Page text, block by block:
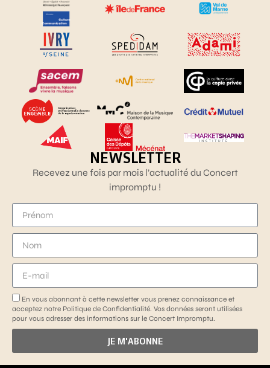
NEWSLETTER
Recevez une fois par mois l’actualité du Concert
impromptu !
En vous abonnant à cette newsletter vous prenez connaissance et
acceptez notre Politique de Confidentialité. Vos données seront utilisées
pour vous adresser des informations sur le Concert Impromptu.
JE M'ABONNE